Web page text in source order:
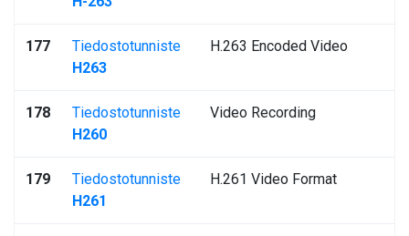
177
Tiedostotunniste
H263
H.263 Encoded Video
178
Tiedostotunniste
H260
Video Recording
179
Tiedostotunniste
H261
H.261 Video Format